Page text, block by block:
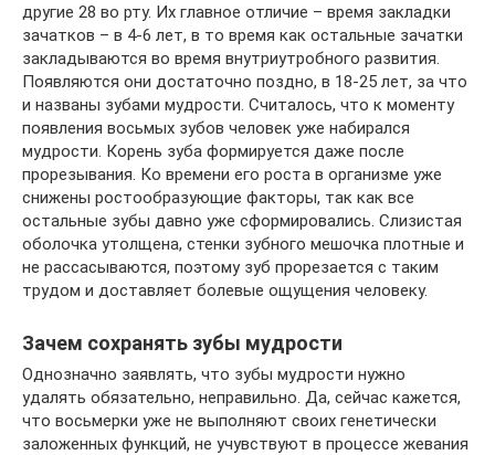
другие 28 во рту. Их главное отличие – время закладки
зачатков – в 4-6 лет, в то время как остальные зачатки
закладываются во время внутриутробного развития.
Появляются они достаточно поздно, в 18-25 лет, за что
и названы зубами мудрости. Считалось, что к моменту
появления восьмых зубов человек уже набирался
мудрости. Корень зуба формируется даже после
прорезывания. Ко времени его роста в организме уже
снижены ростообразующие факторы, так как все
остальные зубы давно уже сформировались. Слизистая
оболочка утолщена, стенки зубного мешочка плотные и
не рассасываются, поэтому зуб прорезается с таким
трудом и доставляет болевые ощущения человеку.
Зачем сохранять зубы мудрости
Однозначно заявлять, что зубы мудрости нужно
удалять обязательно, неправильно. Да, сейчас кажется,
что восьмерки уже не выполняют своих генетически
заложенных функций, не учувствуют в процессе жевания